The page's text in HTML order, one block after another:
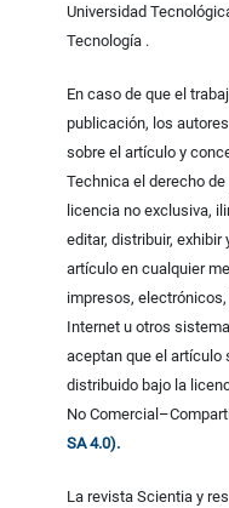
Universidad
Tecnología .
En caso de que el
publicación, los
sobre el artículo y
Technica el derecho
licencia no exclusiva,
editar, distribuir,
artículo en cualquier
impresos,
Internet u otros
aceptan que el artículo
distribuido bajo la
No
SA 4.0).
La revista Scientia y